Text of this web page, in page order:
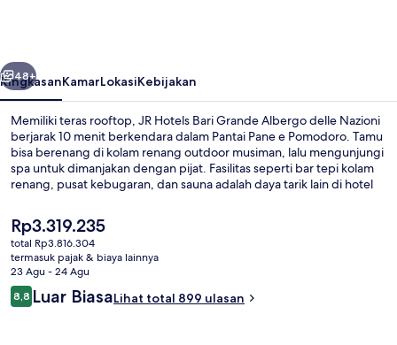
delle
Nazioni
Berikutnya
48+
RingkasanKamarLokasiKebijakan
Memiliki teras rooftop, JR Hotels Bari Grande Albergo delle Nazioni
berjarak 10 menit berkendara dalam Pantai Pane e Pomodoro. Tamu
bisa berenang di kolam renang outdoor musiman, lalu mengunjungi
spa untuk dimanjakan dengan pijat. Fasilitas seperti bar tepi kolam
renang, pusat kebugaran, dan sauna adalah daya tarik lain di hotel
dan bisa jalan ke mana-mana.
Harga
saat
ini
Rp3.319.235
Rp3.319.235
total Rp3.816.304
termasuk pajak & biaya lainnya
23 Agu - 24 Agu
Ulasan
8,88,8 dari 10
Luar BiasaLihat total 899 ulasan